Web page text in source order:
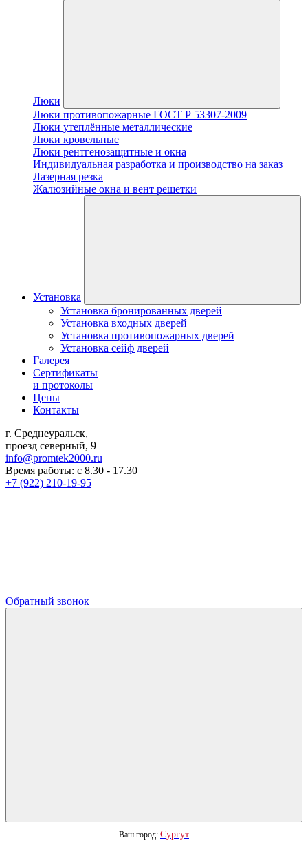
Люки
Люки противопожарные ГОСТ Р 53307-2009
Люки утеплённые металлические
Люки кровельные
Люки рентгенозащитные и окна
Индивидуальная разработка и производство на заказ
Лазерная резка
Жалюзийные окна и вент решетки
Установка
Установка бронированных дверей
Установка входных дверей
Установка противопожарных дверей
Установка сейф дверей
Галерея
Сертификаты
и протоколы
Цены
Контакты
г. Среднеуральск,
проезд северный, 9
info@promtek2000.ru
Время работы: с 8.30 - 17.30
+7 (922) 210-19-95
Обратный звонок
Ваш город: Сургут